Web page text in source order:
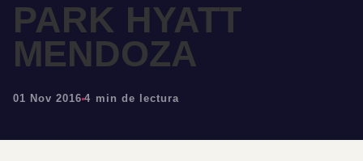
PARK HYATT
MENDOZA
01 Nov 2016 4 min de lectura